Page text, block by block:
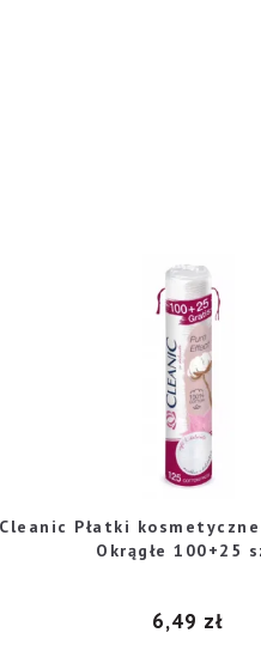
Cleanic Płatki
Okrągłe 100+25
6,49 zł